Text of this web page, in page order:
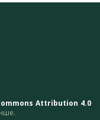
Attribution 4.0